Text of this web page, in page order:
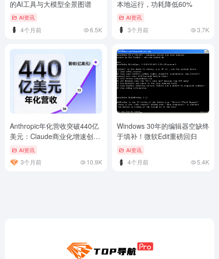
的AI工具与大模型全景图谱
AI资讯
4个月前 6.5K
本地运行，功耗降低60%
AI资讯
3个月前 3.7K
Anthropic年化营收突破440亿
美元：Claude商业化增速创纪
录 AI资讯
3个月前 10.9K
Windows 30年的编辑器空缺终
于填补！微软Edit重磅回归
AI资讯
4个月前 5.4K